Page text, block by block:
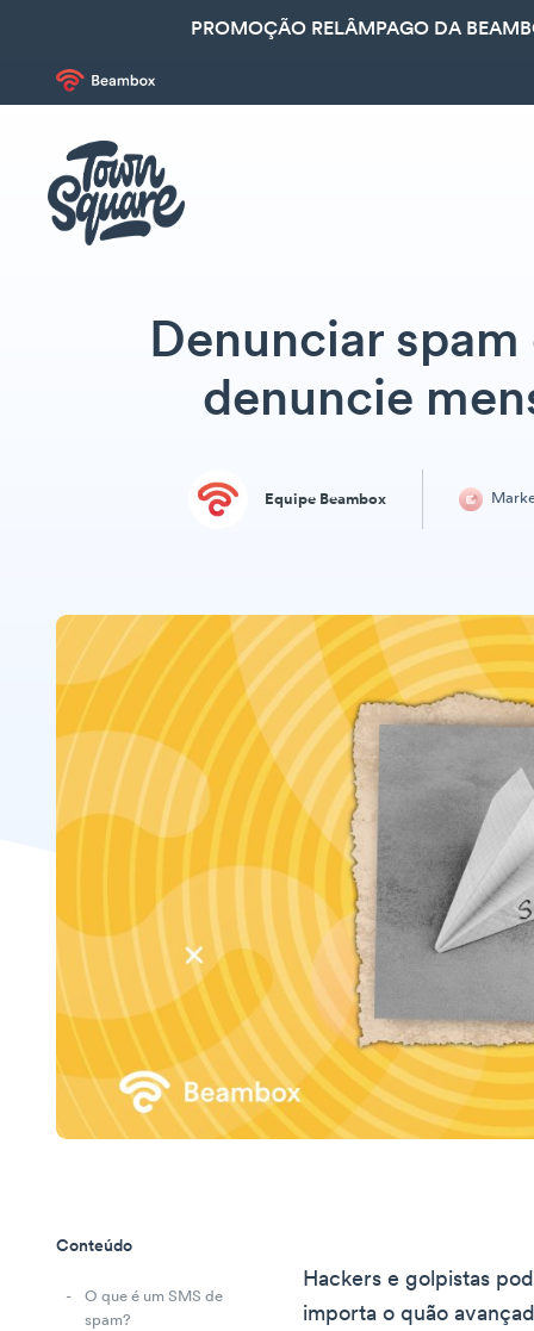
PROMOÇÃO RELÂMPAGO DA
Denunciar
denuncie
Equipe Beambox
Conteúdo
O que é um SMS de
spam?
Hackers e golpistas
importa o quão